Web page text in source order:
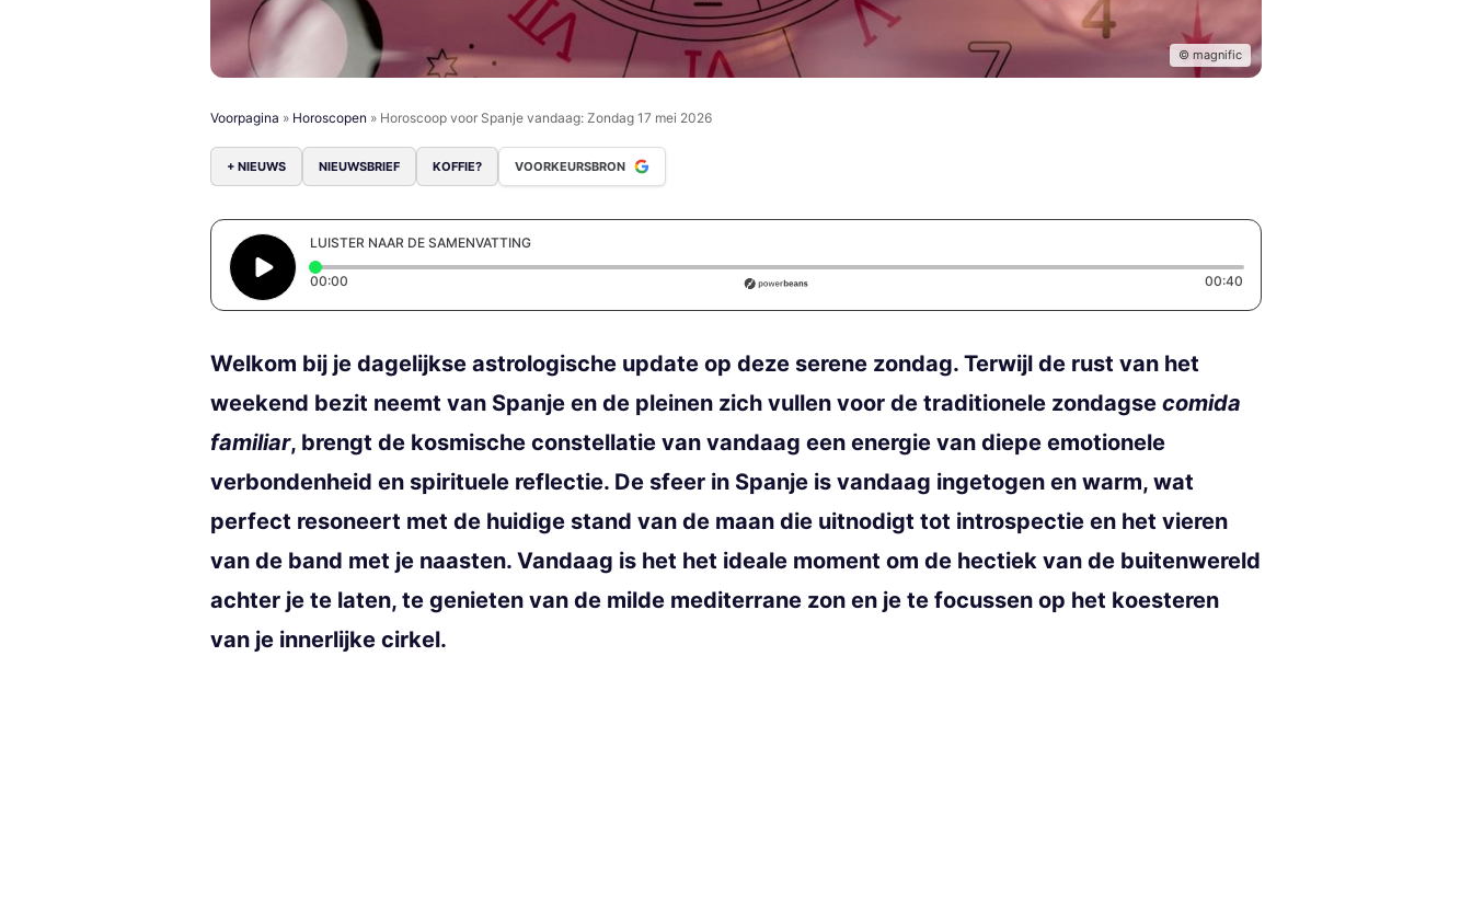
© magnific
Voorpagina » Horoscopen » Horoscoop voor Spanje vandaag: Zondag 17 mei 2026
+ NIEUWS NIEUWSBRIEF KOFFIE? VOORKEURSBRON
LUISTER NAAR DE SAMENVATTING
00:00 00:40
Welkom bij je dagelijkse astrologische update op deze serene zondag. Terwijl de rust van het
weekend bezit neemt van Spanje en de pleinen zich vullen voor de traditionele zondagse comida
familiar, brengt de kosmische constellatie van vandaag een energie van diepe emotionele
verbondenheid en spirituele reflectie. De sfeer in Spanje is vandaag ingetogen en warm, wat
perfect resoneert met de huidige stand van de maan die uitnodigt tot introspectie en het vieren
van de band met je naasten. Vandaag is het het ideale moment om de hectiek van de buitenwereld
achter je te laten, te genieten van de milde mediterrane zon en je te focussen op het koesteren
van je innerlijke cirkel.